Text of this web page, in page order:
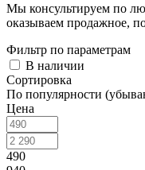
Мы консультируем по
оказываем продажное,
Фильтр по параметрам
В наличии
Сортировка
По популярности
Цена
490